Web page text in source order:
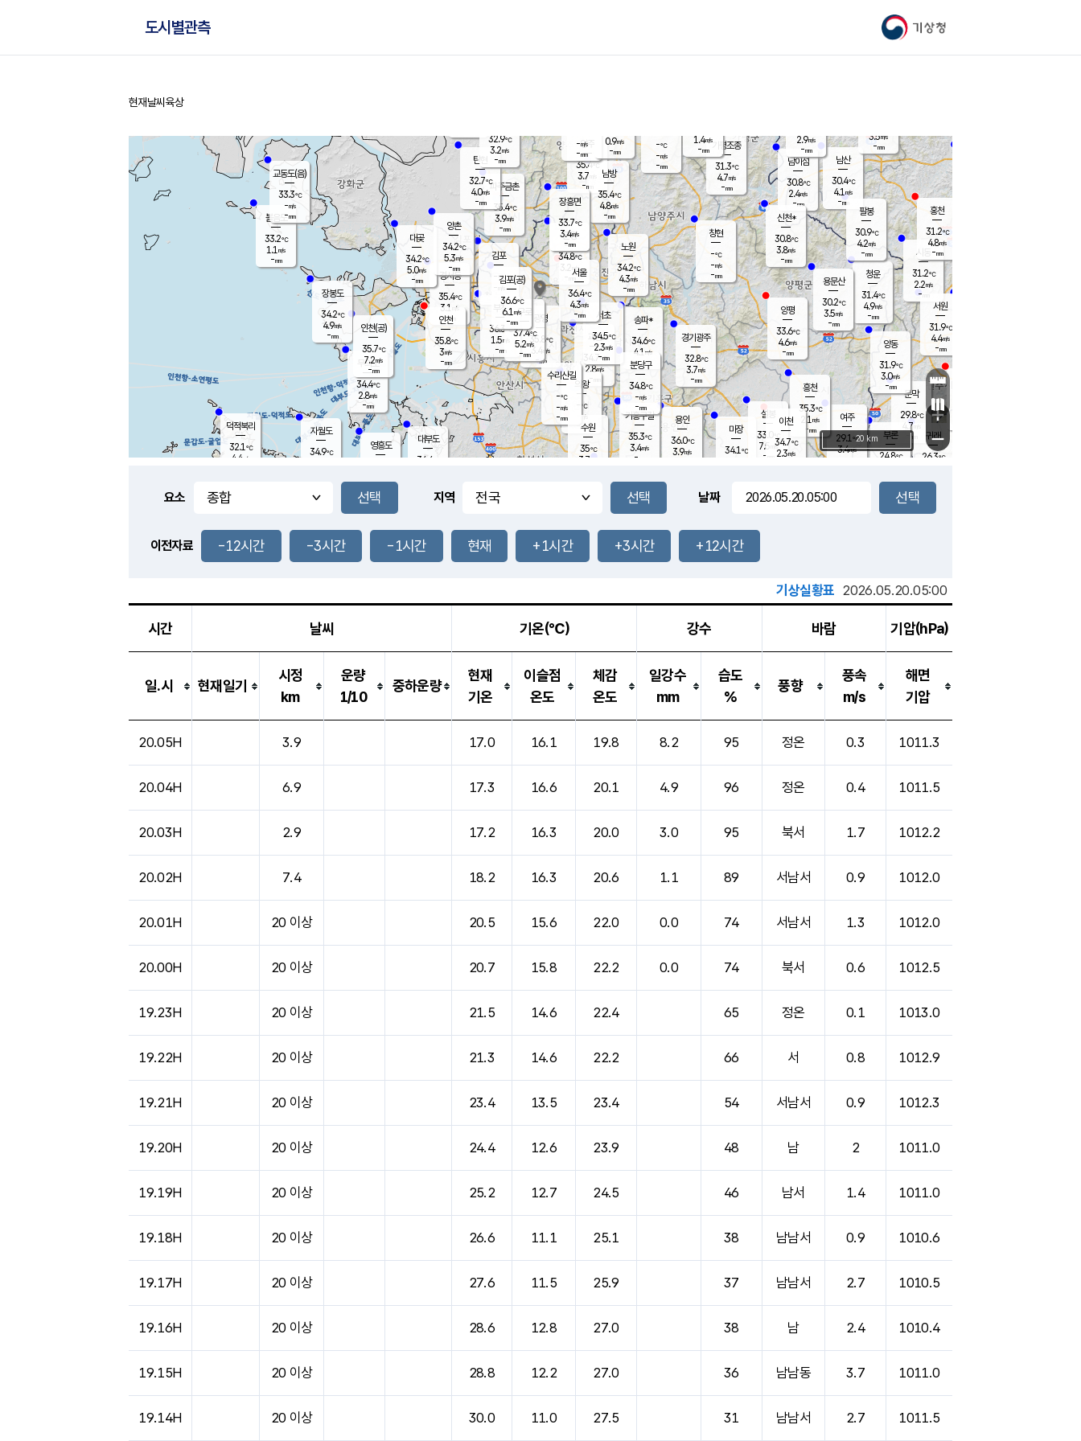
기상청
도시별관측
홈
현재날씨 육상
풍도
4.1m/s
문막
29.8℃
4.7m/s
mm
남이섬
30.8℃
2.4m/s
-mm
무의도
34.4℃
2.8m/s
-mm
영흥도
볼음도
33.2℃
1.1 m/s
-mm
자월도
34.9℃
양주
35.4℃
3.7
-mm
부론
24.8℃
과천
34.7℃
2.8m/s
- mm
남산
30.4℃
4.1 m/s
-mm
장봉도
34.2℃
4.9m/s
-mm
-mm
청운
31.4℃
4.9m/s
-mm
팔봉
30.9℃
4.2m/s
-mm
-mm
용인
36.0℃
3.9m/s
여주
29.1℃
3.4m/s
양동
31.9℃
3.0m/s
-mm
경기광주
32.8℃
3.7m/s
-mm
장호원
2.9m/s
-mm
35.0
℃
대부도
34.4
-
경서동
35.4℃
3.1 m/s
-mm
파주금촌
35.4℃
3.9m/s
-mm
가평조종
31.3℃
4.7m/s
-mm
-℃
-m/s
-mm
대곶
34.2℃
5.0m/s
-mm
신천*
30.8℃
3.8m/s
-mm
창현
-℃
-m/s
-mm
탄현
32.7℃
4.0m/s
-mm
1.4m/s
-mm
36.5℃
2.2m/s
-mm
흥천
35.3℃
2.1 m/s
-mm
마장
34.1℃
의왕
- ℃
m/s
mm
김포
- ℃
-m/s
mm
설봉
33.0
7.5 m/s
- mm
광명
35.8 ℃
3.4 m/s
-mm
부천
36.3℃
1.5m/s
-mm
-mm
양촌
34.2℃
5.3m/s
-mm
구로
37.4℃
5.2m/s
-mm
은평
34.8℃
3.2 m/s
- mm
노원
34.2℃
4.3m/s
-mm
송파*
34.6℃
4.1 m/s
-mm
서초
34.5℃
2.3m/s
-mm
남방
35.4℃
4.8m/s
-mm
기흥구갈
35.3℃
3.4m/s
-
수리산길
-℃
-m/s
-mm
분당구
34.8℃
-m/s
-mm
장흥면
33.7℃
3.4m/s
-mm
-m/s
-mm
시동
31.2℃
2.2m/s
- mm
귀래
26.3℃
서원
31.9℃
4.4m/s
-mm
용문산
30.2℃
3.5m/s
-mm
덕적북리
32.1℃
4.4 m/s
인천(공)
35.7℃
7.2m/s
-mm
김포(공)
36.6℃
6.1 m/s
-mm
교동도(음)
33.3℃
-m/s
-mm
홍천
31.2℃
4.8m/s
-mm
이천
34.7℃
2.3m/s
양평
33.6℃
4.6m/s
-mm
수원
35℃
3.7 m/s
인천
35.8℃
3m/s
-mm
서울
36.4℃
4.3m/s
-mm
3.5m/s
-mm
32.9℃
3.2m/s
-mm
0.9m/s
-mm
+
−
20 km
요소 지역 날짜
이전자료 -12시간 -3시간 -1시간 현재 +1시간 +3시간 +12시간
기상실황표 2026.05.20.05:00
시간 날씨 기온(℃) 강수 바람 기압(hPa)
일.시 현재일기
시정
km
운량
1/10
중하운량
현재
기온
이슬점
온도
체감
온도
일강수
mm
습도
%
풍향
풍속
m/s
해면
기압
20.05H 3.9 17.0 16.1 19.8 8.2 95 정온 0.3 1011.3
20.04H 6.9 17.3 16.6 20.1 4.9 96 정온 0.4 1011.5
20.03H 2.9 17.2 16.3 20.0 3.0 95 북서 1.7 1012.2
20.02H 7.4 18.2 16.3 20.6 1.1 89 서남서 0.9 1012.0
20.01H 20 이상 20.5 15.6 22.0 0.0 74 서남서 1.3 1012.0
20.00H 20 이상 20.7 15.8 22.2 0.0 74 북서 0.6 1012.5
19.23H 20 이상 21.5 14.6 22.4 65 정온 0.1 1013.0
19.22H 20 이상 21.3 14.6 22.2 66 서 0.8 1012.9
19.21H 20 이상 23.4 13.5 23.4 54 서남서 0.9 1012.3
19.20H 20 이상 24.4 12.6 23.9 48 남 2 1011.0
19.19H 20 이상 25.2 12.7 24.5 46 남서 1.4 1011.0
19.18H 20 이상 26.6 11.1 25.1 38 남남서 0.9 1010.6
19.17H 20 이상 27.6 11.5 25.9 37 남남서 2.7 1010.5
19.16H 20 이상 28.6 12.8 27.0 38 남 2.4 1010.4
19.15H 20 이상 28.8 12.2 27.0 36 남남동 3.7 1011.0
19.14H 20 이상 30.0 11.0 27.5 31 남남서 2.7 1011.5